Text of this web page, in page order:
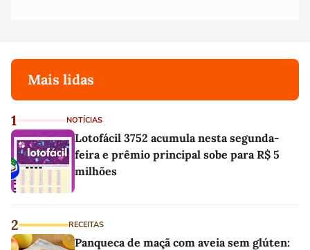
Mais lidas
1 NOTÍCIAS
Lotofácil 3752 acumula nesta segunda-
feira e prêmio principal sobe para R$ 5
milhões
2 RECEITAS
Panqueca de maçã com aveia sem glúten: